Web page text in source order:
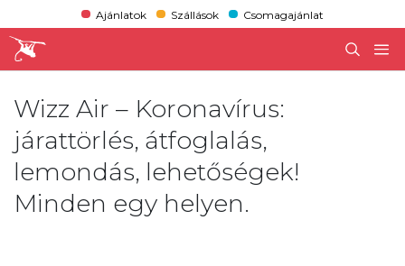
Ajánlatok Szállások Csomagajánlat
Wizz Air – Koronavírus:
járattörlés, átfoglalás,
lemondás, lehetőségek!
Minden egy helyen.